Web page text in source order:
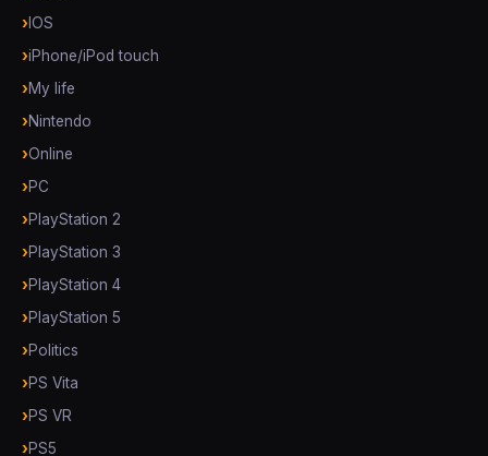
IOS
iPhone/iPod touch
My life
Nintendo
Online
PC
PlayStation 2
PlayStation 3
PlayStation 4
PlayStation 5
Politics
PS Vita
PS VR
PS5